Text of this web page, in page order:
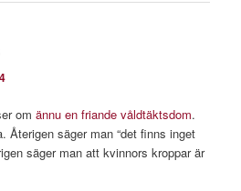
omännu en friande våldtäktsdom.
Återigen säger man “det finns inget
säger man att kvinnors kroppar är